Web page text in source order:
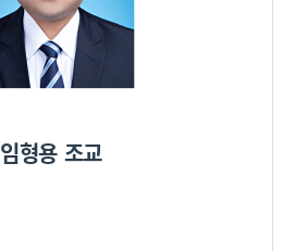
임형용 조교